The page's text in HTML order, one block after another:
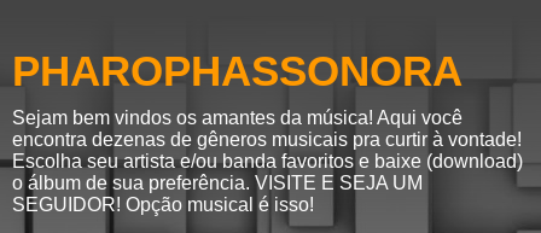
PHAROPHASSONORA
Sejam bem vindos os amantes da música! Aqui você
encontra dezenas de gêneros musicais pra curtir à vontade!
Escolha seu artista e/ou banda favoritos e baixe (download)
o álbum de sua preferência. VISITE E SEJA UM
SEGUIDOR! Opção musical é isso!